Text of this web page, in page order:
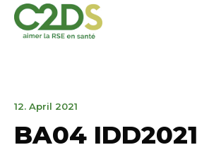
Zum
Inhalt
springen
12. April 2021
2021
BA04 IDD2021